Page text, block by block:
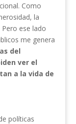
Como
la
ese lado
me genera
del
ver el
a la vida de
políticas